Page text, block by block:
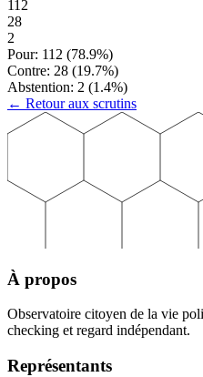
112
28
2
Pour: 112 (78.9%)
Contre: 28 (19.7%)
Abstention: 2 (1.4%)
← Retour aux scrutins
À propos
Observatoire citoyen de la vie
checking et regard indépendant.
Représentants